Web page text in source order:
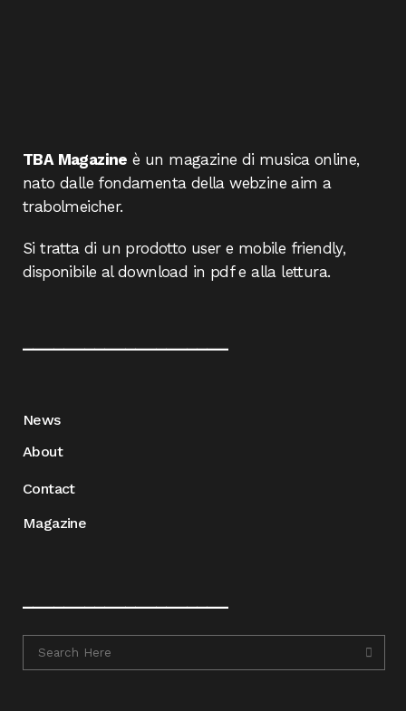
TBA Magazine è un magazine di musica online,
nato dalle fondamenta della webzine aim a
trabolmeicher.
Si tratta di un prodotto user e mobile friendly,
disponibile al download in pdf e alla lettura.
News
About
Contact
Magazine